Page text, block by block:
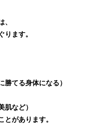
、
ります。
勝てる身体になる）
肌など）
とがあります。